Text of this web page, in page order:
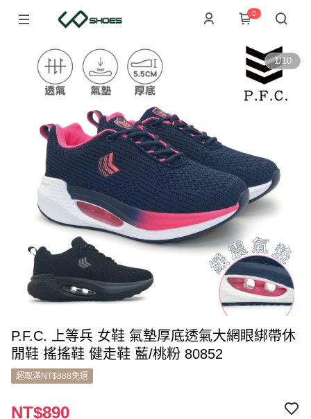
0
1/10
P.F.C. 上等兵 女鞋 氣墊厚底透氣大網眼綁帶休
閒鞋 搖搖鞋 健走鞋 藍/桃粉 80852
超取滿NT$888免運
NT$890